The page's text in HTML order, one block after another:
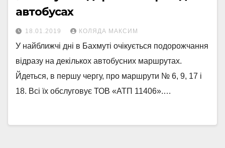
автобусах
18.01.2019 КОЛЯДА МАКСИМ
У найближчі дні в Бахмуті очікується подорожчання
відразу на декількох автобусних маршрутах.
Йдеться, в першу чергу, про маршрути № 6, 9, 17 і
18. Всі їх обслуговує ТОВ «АТП 11406».…